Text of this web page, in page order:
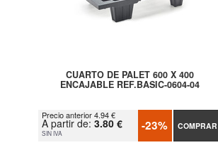
CUARTO DE PALET 600 X 400
ENCAJABLE REF.BASIC-0604-04
Precio anterior 4.94 €
A partir de: 3.80 €
SIN IVA -23% COMPRAR